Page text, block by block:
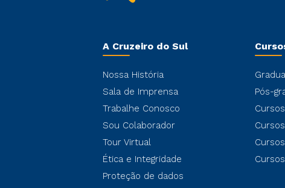
A Cruzeiro do Sul
Nossa História
Sala de Imprensa
Trabalhe Conosco
Sou Colaborador
Tour Virtual
Ética e Integridade
Proteção de dados
Pós-